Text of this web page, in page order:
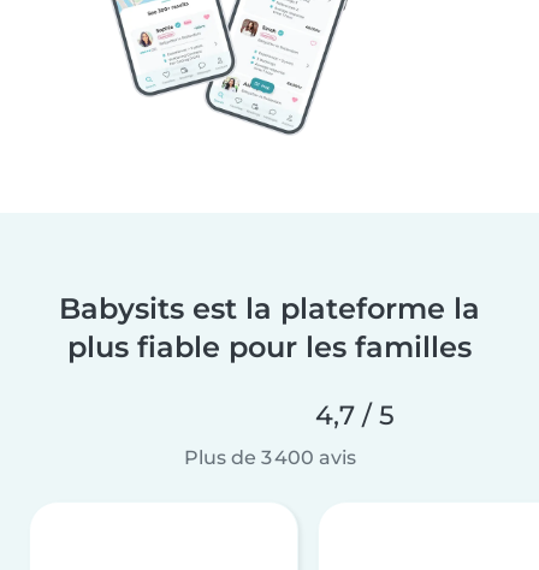
Babysits est la plateforme la
plus fiable pour les familles
4,7 / 5
Plus de 3 400 avis